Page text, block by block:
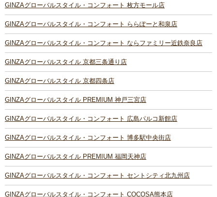
GINZAグローバルスタイル・コンフォート 枚方モール店
GINZAグローバルスタイル・コンフォート ららぽーと和泉店
GINZAグローバルスタイル・コンフォート ならファミリー近鉄奈良店
GINZAグローバルスタイル 京都三条通り店
GINZAグローバルスタイル 京都四条店
GINZAグローバルスタイル PREMIUM 神戸三宮店
GINZAグローバルスタイル・コンフォート 広島パルコ新館店
GINZAグローバルスタイル・コンフォート 博多駅中央街店
GINZAグローバルスタイル PREMIUM 福岡天神店
GINZAグローバルスタイル・コンフォート セントシティ北九州店
GINZAグローバルスタイル・コンフォート COCOSA熊本店